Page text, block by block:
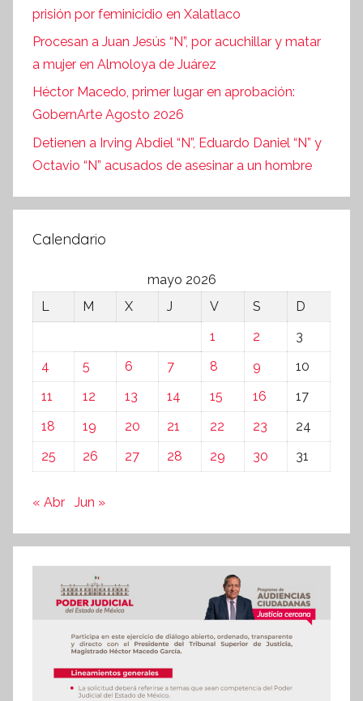
prisión por feminicidio en Xalatlaco
Procesan a Juan Jesús “N”, por acuchillar y matar
a mujer en Almoloya de Juárez
Héctor Macedo, primer lugar en aprobación:
GobernArte Agosto 2026
Detienen a Irving Abdiel “N”, Eduardo Daniel “N” y
Octavio “N” acusados de asesinar a un hombre
Calendario
mayo 2026
L
M X J V S
D
1
2
3
4
5 6 7 8 9
10
11
12 13 14 15 16
17
18
19 20 21 22 23
24
25
26 27 28 29 30 31
« Abr Jun »